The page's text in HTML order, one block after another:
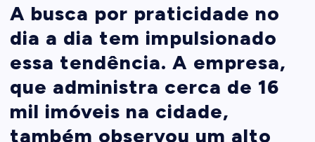
A busca por praticidade no
dia a dia tem impulsionado
essa tendência. A empresa,
que administra cerca de 16
mil imóveis na cidade,
também observou um alto